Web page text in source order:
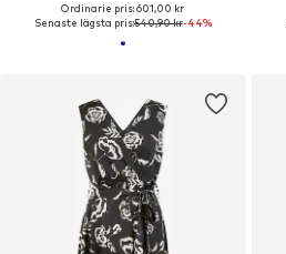
Ordinarie pris: 601,00 kr
Senaste lägsta pris:540,90 kr-44%